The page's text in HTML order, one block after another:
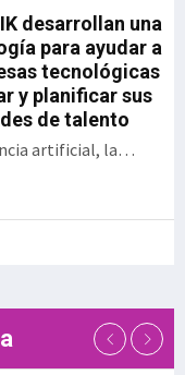
esta clasificación,
Unibertsitatea
el puesto 358 entre
además
desarrollan una
para ayudar a
tecnológicas
y planificar sus
de talento
artificial, la
y la
para
las necesidades
las empresas
En este contexto,